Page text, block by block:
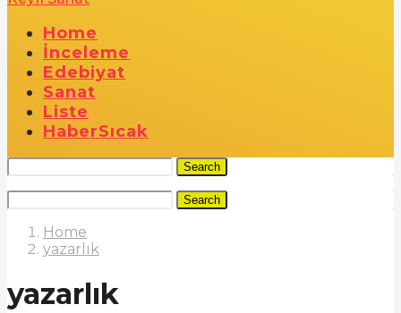
Home
İnceleme
Edebiyat
Sanat
Liste
HaberSıcak
Search
Search
Home
yazarlık
yazarlık